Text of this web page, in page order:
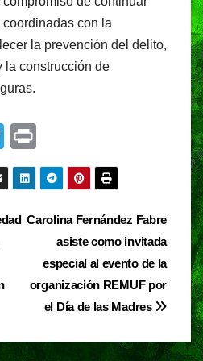
con la
la prevención del delito,
la construcción de
T
el
e
gr
in
t
Carolina Fernández Fabre
asiste como invitada
especial al evento de la
organización REMUF por
el Día de las Madres